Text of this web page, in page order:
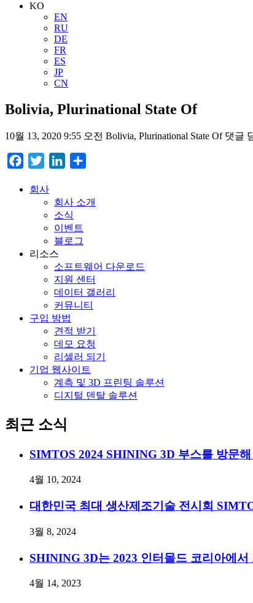
KO
EN
RU
DE
FR
ES
JP
CN
Bolivia, Plurinational State Of
10월 13, 2020 9:55 오전 Bolivia, Plurinational State Of댓글
Facebook
Twitter LinkedIn
회사
회사 소개
소식
이벤트
블로그
리소스
소프트웨어 다운로드
지원 센터
데이터 갤러리
커뮤니티
구입 방법
견적 받기
데모 요청
리셀러 되기
기업 웹사이트
계측 및 3D 프린팅 솔루션
디지털 덴탈 솔루션
최근 소식
SIMTOS 2024 SHINING 3D 부스를 방문
4월 10, 2024
대한민국 최대 생산제조기술 전시회
3월 8, 2024
SHINING 3D는 2023 인터몰드 코리아에
4월 14, 2023